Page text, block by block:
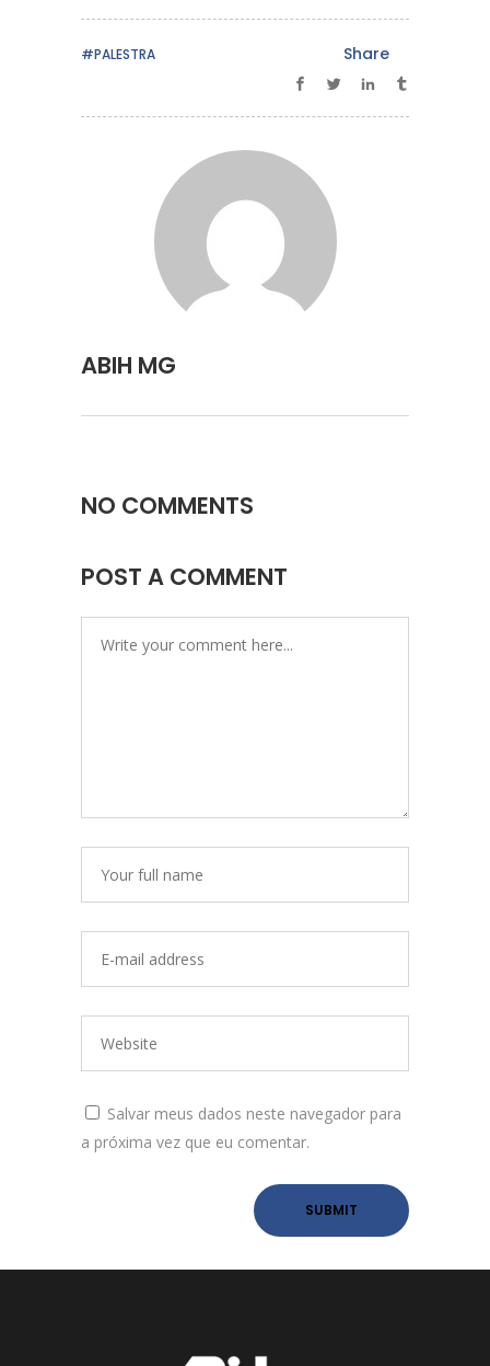
#PALESTRA Share
ABIH MG
NO COMMENTS
POST A COMMENT
Salvar meus dados neste navegador para
a próxima vez que eu comentar.